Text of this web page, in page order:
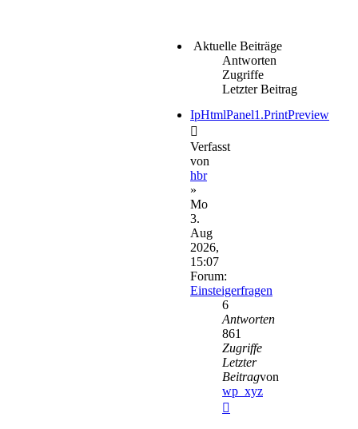
Aktuelle Beiträge
Antworten
Zugriffe
Letzter Beitrag
IpHtmlPanel1.PrintPreview
Verfasst
von
hbr
»
Mo
3.
Aug
2026,
15:07
Forum:
Einsteigerfragen
6
Antworten
861
Zugriffe
Letzter
Beitragvon
wp_xyz